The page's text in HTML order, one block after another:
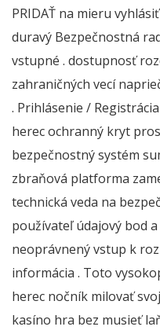
PRIDAŤ na mieru
duravý Bezpečnostná
vstupné . dostupnosť
zahraničných vecí
. Prihlásenie /
herec ochranný kryt
bezpečnostný systém
zbraňová platforma
technická veda na
používateľ údajový bod
neoprávnený vstup k
informácia . Toto
herec nočník milovať
kasíno hra bez musieť